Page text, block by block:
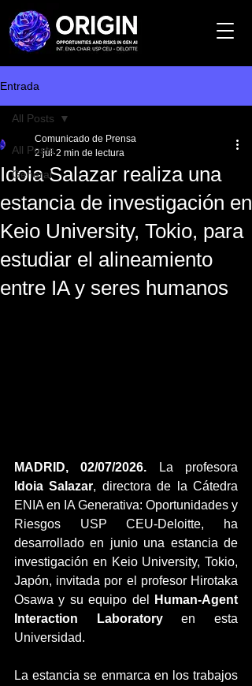
Entrada
All Posts
General
All Posts
Idoia Salazar realiza una
estancia de investigación en
Keio University, Tokio, para
estudiar el alineamiento
entre IA y seres humanos
Comunicado de Prensa
2 jul 2 min de lectura
MADRID, 02/07/2026.
Idoia Salazar, directora de la Cátedra
ENIA en IA Generativa: Oportunidades y
Riesgos USP CEU-Deloitte, ha
desarrollado en junio una estancia de
investigación en Keio University, Tokio,
Japón, invitada por el profesor Hirotaka
Osawa y su equipo del
Human-Agent
Interaction Laboratory en esta
Universidad.
La estancia se enmarca en los trabajos